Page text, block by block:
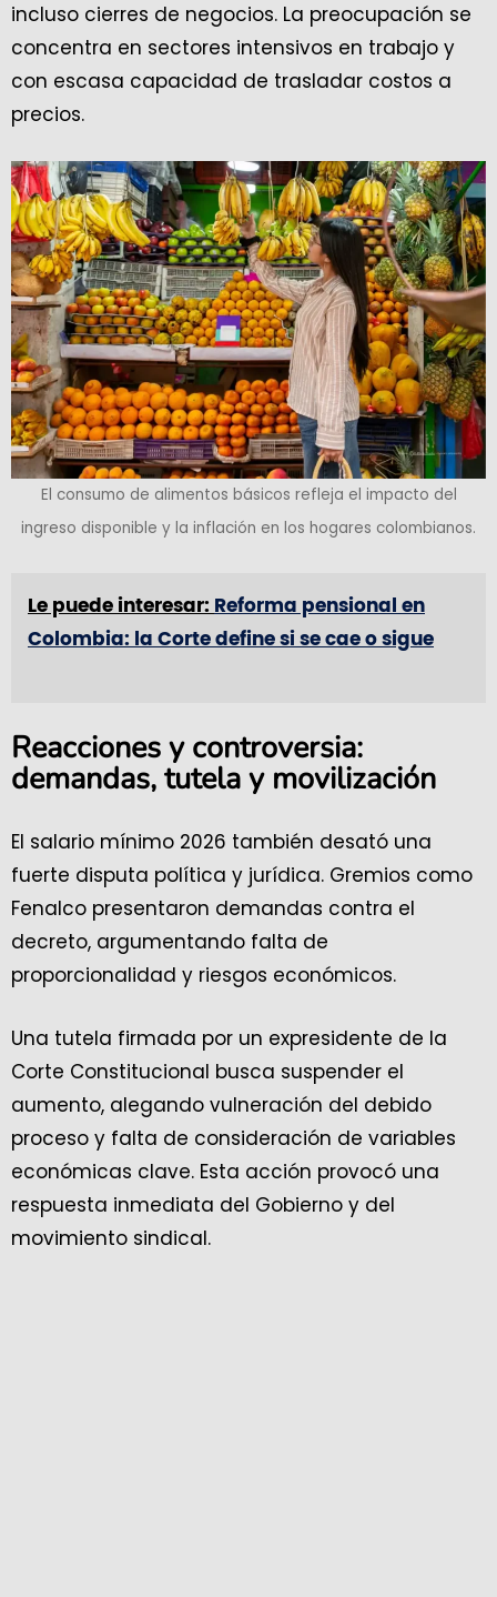
incluso cierres de negocios. La preocupación se
concentra en sectores intensivos en trabajo y
con escasa capacidad de trasladar costos a
precios.
El consumo de alimentos básicos refleja el impacto del
ingreso disponible y la inflación en los hogares colombianos.
Le puede interesar: Reforma pensional en
Colombia: la Corte define si se cae o sigue
Reacciones y controversia:
demandas, tutela y movilización
El salario mínimo 2026 también desató una
fuerte disputa política y jurídica. Gremios como
Fenalco presentaron demandas contra el
decreto, argumentando falta de
proporcionalidad y riesgos económicos.
Una tutela firmada por un expresidente de la
Corte Constitucional busca suspender el
aumento, alegando vulneración del debido
proceso y falta de consideración de variables
económicas clave. Esta acción provocó una
respuesta inmediata del Gobierno y del
movimiento sindical.